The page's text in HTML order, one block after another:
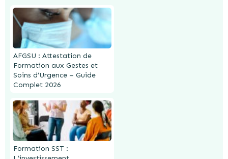
AFGSU : Attestation de
Formation aux Gestes et
Soins d’Urgence – Guide
Complet 2026
Formation SST :